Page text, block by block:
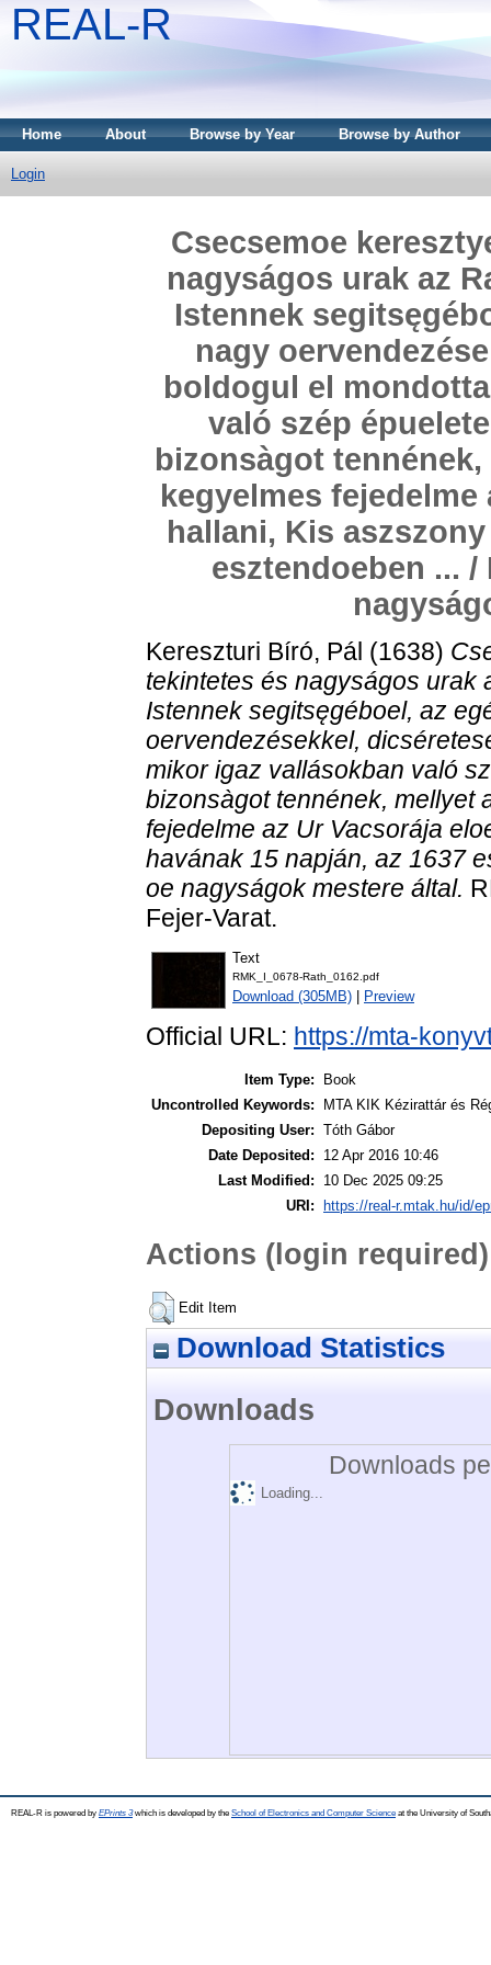
REAL-R
Home About Browse by Year Browse by Author
Login
Csecsemoe
nagyságos urak az
Istennek
nagy
boldogul el
való szép
bizonsàgot
kegyelmes
hallani, Kis
esztendoeben ...
Kereszturi Bíró, Pál (1638)
tekintetes és nagyságos urak
Istennek segitsęgéboel, az
oervendezésekkel,
mikor igaz vallásokban való
bizonsàgot tennének, mellyet
fejedelme az Ur Vacsorája
havának 15 napján, az 1637
oe nagyságok mestere által.
Fejer-Varat.
Text
RMK_I_0678-Rath_0162.pdf
Download (305MB) Preview
Official URL: https://mta-
Item Type:
Book
Uncontrolled Keywords:
MTA KIK Kézirattár és
Depositing User: Tóth Gábor
Date Deposited:
12 Apr 2016 10:46
Last Modified:
10 Dec 2025 09:25
URI:
https://real-r.mtak.hu/id/
Actions (login required)
Edit Item
Download Statistics
Downloads
Downloads
Loading...
REAL-R is powered by EPrints 3which is developed by the School of Electronics and Computer Science at the University of